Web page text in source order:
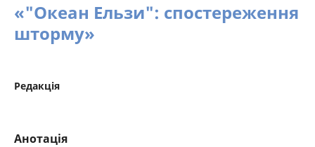
«"Океан Ельзи": спостереження
шторму»
Редакція
Анотація